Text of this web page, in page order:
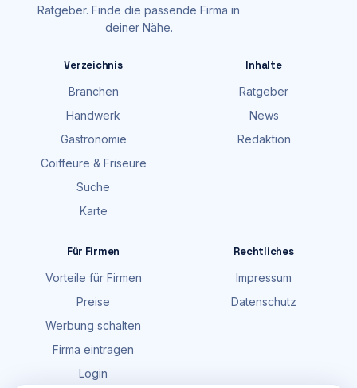
Ratgeber. Finde die passende Firma in
deiner Nähe.
Verzeichnis
Branchen
Handwerk
Gastronomie
Coiffeure & Friseure
Suche
Karte
Inhalte
Ratgeber
News
Redaktion
Für Firmen
Vorteile für Firmen
Preise
Werbung schalten
Firma eintragen
Login
Rechtliches
Impressum
Datenschutz